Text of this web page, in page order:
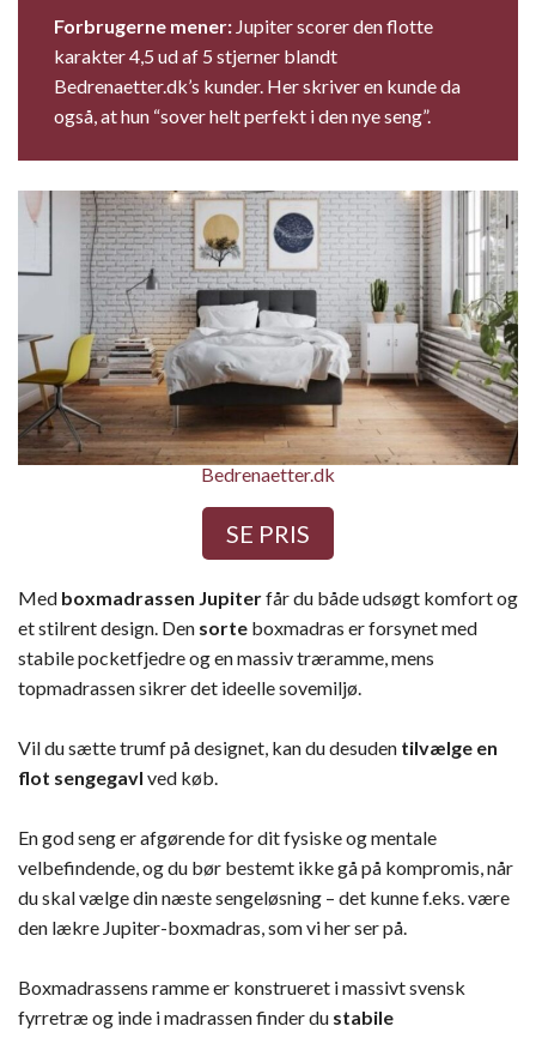
Forbrugerne mener: Jupiter scorer den flotte
karakter 4,5 ud af 5 stjerner blandt
Bedrenaetter.dk’s kunder. Her skriver en kunde da
også, at hun “sover helt perfekt i den nye seng”.
Bedrenaetter.dk
SE PRIS
Med boxmadrassen Jupiterfår du både udsøgt komfort og
et stilrent design. Den sorte boxmadras er forsynet med
stabile pocketfjedre og en massiv træramme, mens
topmadrassen sikrer det ideelle sovemiljø.
Vil du sætte trumf på designet, kan du desuden tilvælge en
flot sengegavl ved køb.
En god seng er afgørende for dit fysiske og mentale
velbefindende, og du bør bestemt ikke gå på kompromis, når
du skal vælge din næste sengeløsning – det kunne f.eks. være
den lækre Jupiter-boxmadras, som vi her ser på.
Boxmadrassens ramme er konstrueret i massivt svensk
fyrretræ og inde i madrassen finder du stabile